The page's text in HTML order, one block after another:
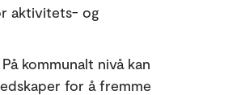
aktivitets- og
kommunalt nivå kan
for å fremme